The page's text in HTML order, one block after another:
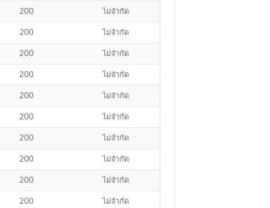
200 ไม่จำกัด
200 ไม่จำกัด
200 ไม่จำกัด
200 ไม่จำกัด
200 ไม่จำกัด
200 ไม่จำกัด
200 ไม่จำกัด
200 ไม่จำกัด
200 ไม่จำกัด
200 ไม่จำกัด